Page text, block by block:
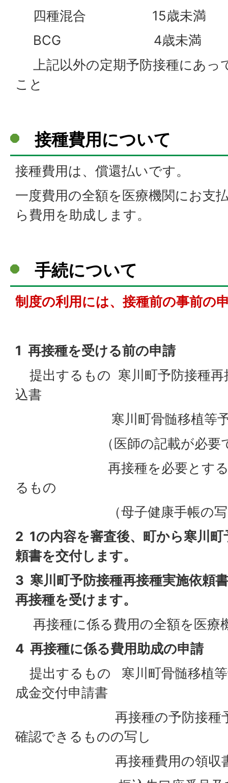
四種混合 15歳未満
BCG 4歳未満
上記以外の定期予防接種にあっ
こと
接種費用について
接種費用は、償還払いです。
一度費用の全額を医療機関にお支
ら費用を助成します。
手続について
制度の利用には、接種前の事前の
1 再接種を受ける前の申請
提出するもの 寒川町予防接種再
込書
寒川町骨髄移植等予防
（医師の記載が必要で
再接種を必要とする予防
るもの
（母子健康手帳の写
2 1の内容を審査後、町から寒川町
頼書を交付します。
3 寒川町予防接種再接種実施依頼
再接種を受けます。
再接種に係る費用の全額を医療
4 再接種に係る費用助成の申請
提出するもの 寒川町骨髄移植等
成金交付申請書
再接種の予防接種予診
確認できるものの写し
再接種費用の領収